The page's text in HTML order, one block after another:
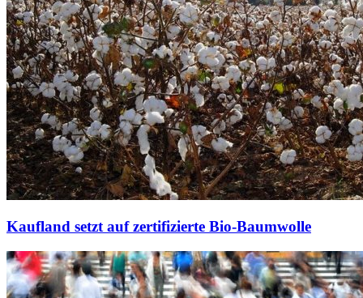
Kaufland setzt auf zertifizierte Bio-Baumwolle